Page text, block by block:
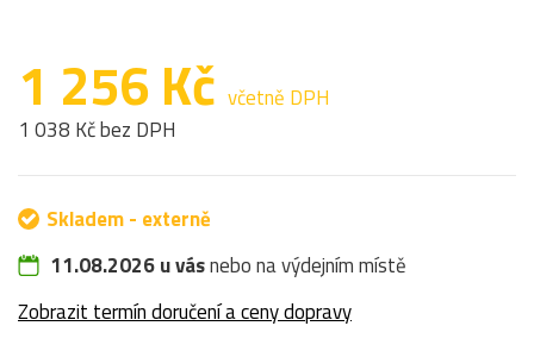
1 256 Kč včetně DPH
1 038 Kč bez DPH
Skladem - externě
11.08.2026 u vásnebo na výdejním místě
Zobrazit termín doručení a ceny dopravy